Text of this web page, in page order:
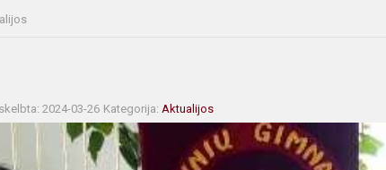
2024-03-26 Kategorija: Aktualijos